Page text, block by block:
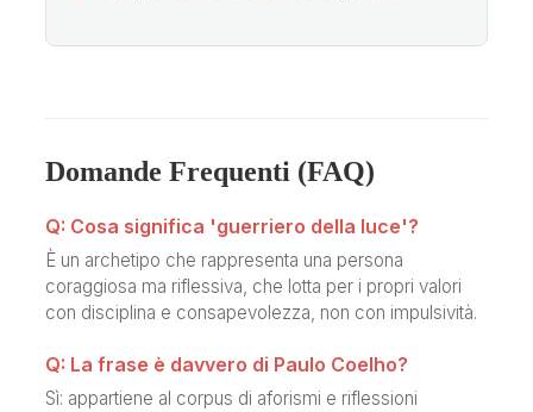
Domande Frequenti (FAQ)
Q: Cosa significa 'guerriero della luce'?
È un archetipo che rappresenta una persona
coraggiosa ma riflessiva, che lotta per i propri valori
con disciplina e consapevolezza, non con impulsività.
Q: La frase è davvero di Paulo Coelho?
Sì: appartiene al corpus di aforismi e riflessioni